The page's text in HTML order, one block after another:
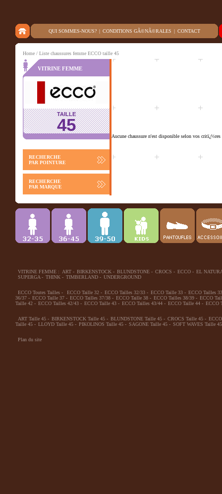
QUI SOMMES-NOUS? | CONDITIONS GÃ©NÃ©RALES | CONTACT
Home / Liste chaussures femme ECCO taille 45
VITRINE FEMME
TAILLE
45
RECHERCHE
PAR POINTURE
RECHERCHE
PAR MARQUE
Aucune chaussure n'est disponible selon vos critï¿½res
VITRINE FEMME : ART - BIRKENSTOCK - BLUNDSTONE - CROCS - ECCO - EL
SUPERGA - THINK - TIMBERLAND - UNDERGROUND
ECCO Toutes Tailles - ECCO Taille 32 - ECCO Tailles 32/33 - ECCO Taille 33 - ECCO Tailles
36/37 - ECCO Taille 37 - ECCO Tailles 37/38 - ECCO Taille 38 - ECCO Tailles 38/39 - ECCO
Taille 42 - ECCO Tailles 42/43 - ECCO Taille 43 - ECCO Tailles 43/44 - ECCO Taille 44 - ECCO
ART Taille 45 - BIRKENSTOCK Taille 45 - BLUNDSTONE Taille 45 - CROCS Taille 45 -
Taille 45 - LLOYD Taille 45 - PIKOLINOS Taille 45 - SAGONE Taille 45 - SOFT WAVES Taille 45
Plan du site